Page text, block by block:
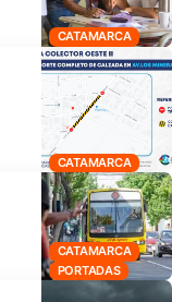
CATAMARCA
CATAMARCA
CATAMARCA
PORTADAS